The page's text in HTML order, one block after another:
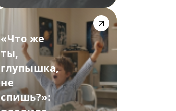
«Что же
ты,
глупышка,
не
спишь?»: